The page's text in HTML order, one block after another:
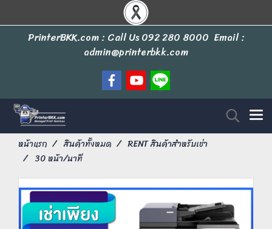
PrinterBKK.com : Call Us092 280 8000 Email :
admin@printerbkk.com
หน้าแรก สินค้าทั้งหมด
RENT สินค้าสำหรับเช่า
30 หน้า/นาที